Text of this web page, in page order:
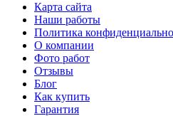
Карта сайта
Наши работы
Политика
О компании
Фото работ
Отзывы
Блог
Как купить
Гарантия